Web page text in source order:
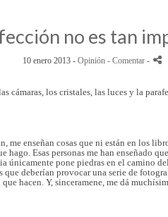
no es tan
10 enero 2013 - Opinión - Comentar -
cámaras, los cristales, las luces y la
me enseñan cosas que ni están en los
Esas personas me han enseñado
pone piedras en el camino
deberían provocar una serie de
hacen. Y, sinceramene, me dá